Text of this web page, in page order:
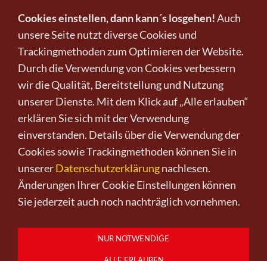
Infos zu Verkauf und Versand!
KUNST KAUFEN BEI CRELALA
Kunst kaufenKunst verkaufenKontaktWirNewsletter Datenschutz
Impressum AGB Widerruf
0151-21315985 D-64625 Bensheim
Cookies einstellen, dann kann´s losgehen!Auch
unsere Seite nutzt diverse Cookies und
Trackingmethoden zum Optimieren der Website.
Durch die Verwendung von Cookies verbessern
wir die Qualität, Bereitstellung und Nutzung
unserer Dienste. Mit dem Klick auf „Alle erlauben“
erklären Sie sich mit der Verwendung
einverstanden. Details über die Verwendung der
Cookies sowie Trackingmethoden können Sie in
unsererDatenschutzerklärungnachlesen.
Änderungen Ihrer Cookie Einstellungen können
Sie jederzeit auch noch nachträglich vornehmen.
NUR NOTWENDIGE